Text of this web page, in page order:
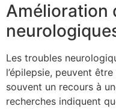
Amélioration
Les troubles
l’épilepsie, peuvent
souvent un recours à
recherches indiquent